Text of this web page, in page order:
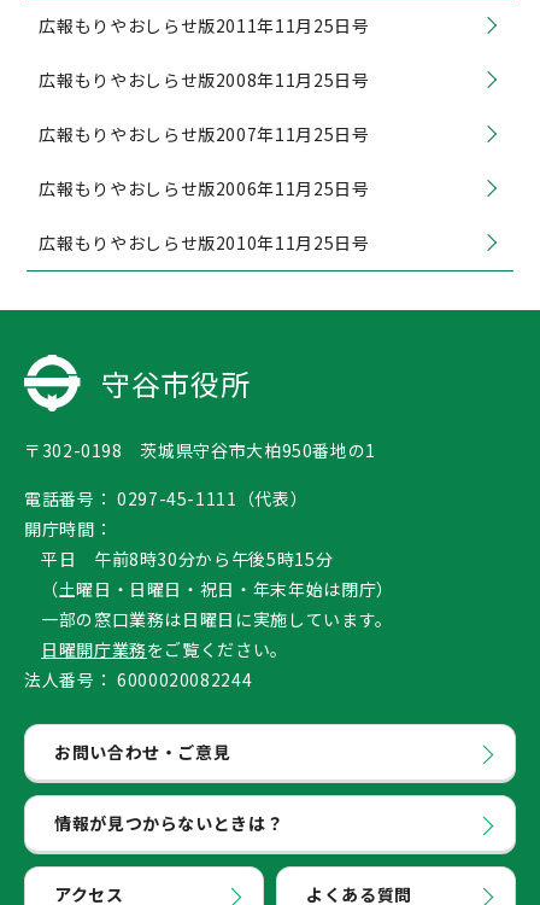
広報もりやおしらせ版2011年11月25日号
広報もりやおしらせ版2008年11月25日号
広報もりやおしらせ版2007年11月25日号
広報もりやおしらせ版2006年11月25日号
広報もりやおしらせ版2010年11月25日号
守谷市役所
〒302-0198 茨城県守谷市大柏950番地の1
電話番号： 0297-45-1111（代表）
開庁時間：
平日 午前8時30分から午後5時15分
（土曜日・日曜日・祝日・年末年始は閉庁）
一部の窓口業務は日曜日に実施しています。
日曜開庁業務をご覧ください。
法人番号： 6000020082244
お問い合わせ・ご意見
情報が見つからないときは？
アクセス よくある質問